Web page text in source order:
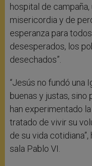
hospital de
misericordia y de
esperanza para
desesperados, los
desechados”.
“Jesús no fundó una
buenas y justas,
han experimentado
tratado de vivir su
de su vida
sala Pablo VI.